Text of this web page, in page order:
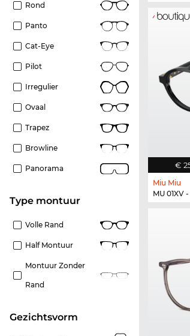
Rond
Panto
Cat-Eye
Pilot
Irregulier
Ovaal
Trapez
Browline
Panorama
Type montuur
Volle Rand
Half Montuur
Montuur Zonder
Rand
Gezichtsvorm
€
Miu Miu
MU 01XV -